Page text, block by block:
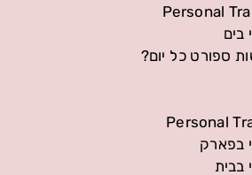
Personal
בים
ספורט כל יום?
Personal
בפארק
בבית